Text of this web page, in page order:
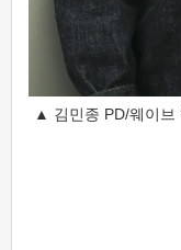
▲ 김민종 PD/웨이브